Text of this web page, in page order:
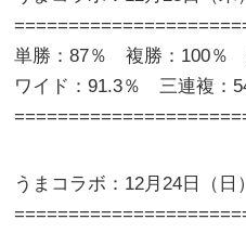
単勝：87％ 複勝：100％
ワイド：91.3％ 三連複
うまコラボ：12月24日（日